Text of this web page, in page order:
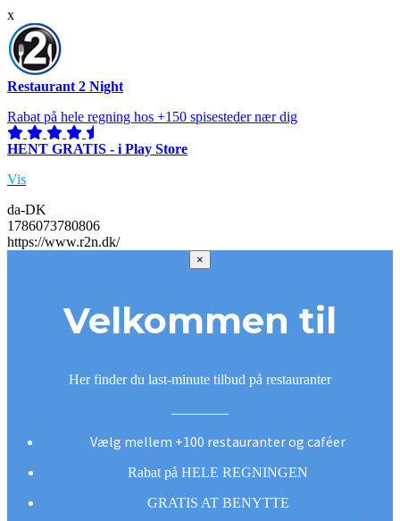
x
Restaurant 2 Night
Rabat på hele regning hos +150 spisesteder nær dig
HENT GRATIS - i Play Store
Vis
da-DK
1786073780806
https://www.r2n.dk/
×
Velkommen til
Her finder du last-minute tilbud på restauranter
Vælg mellem +100 restauranter og caféer
Rabat på HELE REGNINGEN
GRATIS AT BENYTTE